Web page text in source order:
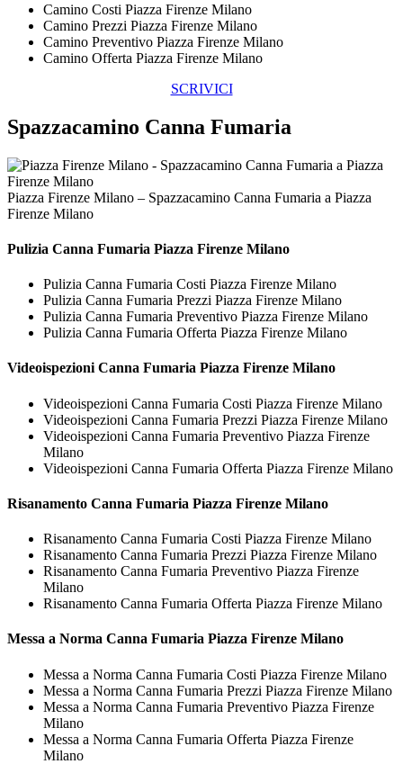
Camino Costi Piazza Firenze Milano
Camino Prezzi Piazza Firenze Milano
Camino Preventivo Piazza Firenze Milano
Camino Offerta Piazza Firenze Milano
SCRIVICI
Spazzacamino Canna Fumaria
Piazza Firenze Milano – Spazzacamino Canna Fumaria a Piazza
Firenze Milano
Pulizia Canna Fumaria Piazza Firenze Milano
Pulizia Canna Fumaria Costi Piazza Firenze Milano
Pulizia Canna Fumaria Prezzi Piazza Firenze Milano
Pulizia Canna Fumaria Preventivo Piazza Firenze Milano
Pulizia Canna Fumaria Offerta Piazza Firenze Milano
VideoispezioniCanna Fumaria Piazza Firenze Milano
Videoispezioni Canna Fumaria Costi Piazza Firenze Milano
Videoispezioni Canna Fumaria Prezzi Piazza Firenze Milano
Videoispezioni Canna Fumaria Preventivo Piazza Firenze
Milano
Videoispezioni Canna Fumaria Offerta Piazza Firenze Milano
Risanamento Canna Fumaria Piazza Firenze Milano
Risanamento Canna Fumaria Costi Piazza Firenze Milano
Risanamento Canna Fumaria Prezzi Piazza Firenze Milano
Risanamento Canna Fumaria Preventivo Piazza Firenze
Milano
Risanamento Canna Fumaria Offerta Piazza Firenze Milano
Messa a Norma Canna Fumaria Piazza Firenze Milano
Messa a Norma Canna Fumaria Costi Piazza Firenze Milano
Messa a Norma Canna Fumaria Prezzi Piazza Firenze Milano
Messa a Norma Canna Fumaria Preventivo Piazza Firenze
Milano
Messa a Norma Canna Fumaria Offerta Piazza Firenze
Milano